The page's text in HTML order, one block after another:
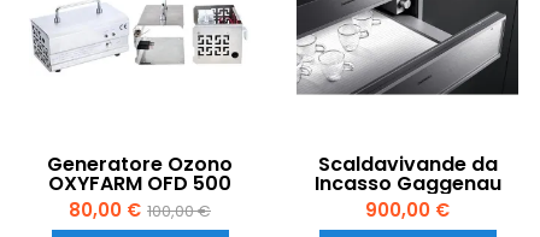
Generatore Ozono
OXYFARM OFD 500
80,00 € 100,00 €
Scaldavivande da
Incasso Gaggenau
WS461110 – Fine Serie,
Disponibilità Limitata
900,00 €